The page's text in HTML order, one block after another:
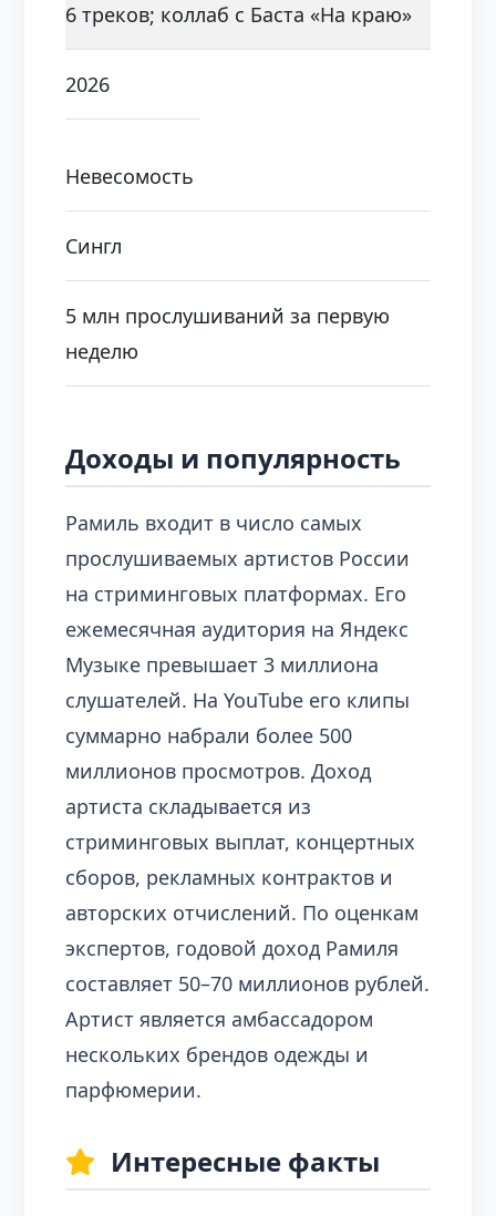
6 треков; коллаб с Баста «На краю»
2026
Невесомость
Сингл
5 млн прослушиваний за первую
неделю
Доходы и популярность
Рамиль входит в число самых
прослушиваемых артистов России
на стриминговых платформах. Его
ежемесячная аудитория на Яндекс
Музыке превышает 3 миллиона
слушателей. На YouTube его клипы
суммарно набрали более 500
миллионов просмотров. Доход
артиста складывается из
стриминговых выплат, концертных
сборов, рекламных контрактов и
авторских отчислений. По оценкам
экспертов, годовой доход Рамиля
составляет 50–70 миллионов рублей.
Артист является амбассадором
нескольких брендов одежды и
парфюмерии.
Интересные факты